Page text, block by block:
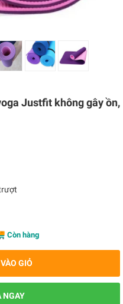
Justfit không gây ồn,
Còn hàng
GIỎ
NGAY